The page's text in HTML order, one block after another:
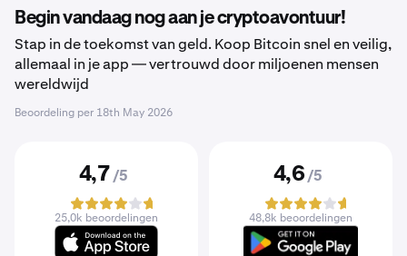
Begin vandaag nog aan je cryptoavontuur!
Stap in de toekomst van geld. Koop Bitcoin snel en veilig,
allemaal in je app — vertrouwd door miljoenen mensen
wereldwijd
Beoordeling per 18th May 2026
4,7 /5
25,0k beoordelingen
4,6 /5
48,8k beoordelingen